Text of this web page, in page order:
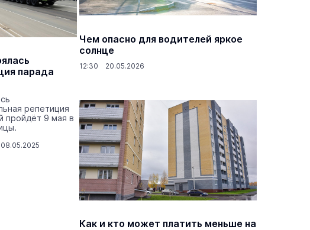
парада
репетиция
пройдёт 9 мая в
Чем опасно для водителей яркое
солнце
12:30 20.05.2026
Как и кто может платить меньше на